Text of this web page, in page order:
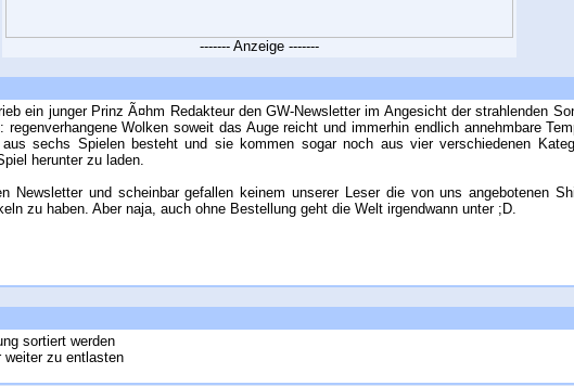
------- Anzeige -------
ein junger Prinz Ã¤hm Redakteur den GW-Newsletter im Angesicht der strahlenden
Wolken soweit das Auge reicht und immerhin endlich annehmbare
sechs Spielen besteht und sie kommen sogar noch aus vier verschiedenen
herunter zu laden.
Newsletter und scheinbar gefallen keinem unserer Leser die von uns angebotenen
zu haben. Aber naja, auch ohne Bestellung geht die Welt irgendwann unter ;D.
sortiert werden
weiter zu entlasten